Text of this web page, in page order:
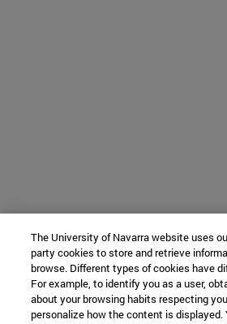
The University of Navarra website uses
party cookies to store and retrieve
browse. Different types of cookies have
For example, to identify you as a user,
about your browsing habits respecting
personalize how the content is